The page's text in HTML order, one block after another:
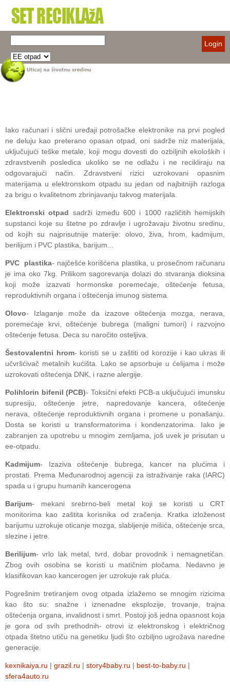
Login
Iako računari i slični uređaji potrošačke elektronike na prvi pogled
ne deluju kao preterano opasan otpad, oni sadrže niz materijala,
uključujući teške metale, koji mogu dovesti do ozbiljnih ekoloških i
zdravstvenih posledica ukoliko se ne odlažu i ne recikliraju na
odgovarajući način. Zdravstveni rizici uzrokovani opasnim
materijama u elektronskom otpadu su jedan od najbitnijih razloga
za brigu o kvalitetnom zbrinjavanju takvog materijala.
Elektronski otpad sadrži između 600 i 1000 različitih hemijskih
supstanci koje su štetne po zdravlje i ugrožavaju životnu sredinu,
od kojih su najprisutnije materije: olovo, živa, hrom, kadmijum,
berilijum i PVC plastika, barijum...
PVC plastika- najčešće korišćena plastika, u prosečnom računaru
je ima oko 7kg. Prilikom sagorevanja dolazi do stvaranja dioksina
koji može izazvati hormonske poremećaje, oštećenje fetusa,
reproduktivnih organa i oštećenja imunog sistema.
Olovo- Izlaganje može da izazove oštećenja mozga, nerava,
poremećaje krvi, oštećenje bubrega (maligni tumori) i razvojno
oštećenje fetusa. Deca su naročito osteljiva.
Šestovalentni hrom- koristi se u zaštiti od korozije i kao ukras ili
učvršćivač metalnih kućišta. Lako se apsorbuje u ćelijama i može
uzrokovati oštećenja DNK, i razne alergije.
Polihlorin bifenil (PCB)- Toksični efekti PCB-a uključujući imunsku
supresiju, oštećenje jetre, napredovanje kancera, oštećenje
nerava, oštećenje reproduktivnih organa i promene u ponašanju.
Dosta se koristi u transformatorima i kondenzatorima. Iako je
zabranjen za upotrebu u mnogim zemljama, još uvek je prisutan u
ee-otpadu.
Kadmijum-
Izaziva oštećenje bubrega, kancer na plućima i
prostati. Prema Međunarodnoj agenciji za istraživanje raka (IARC)
spada u i grupu humanih kancerogena
Barijum- mekani srebrno-beli metal koji se koristi u CRT
monitorima kao zaštita korisnika od zračenja. Kratka izloženost
barijumu uzrokuje oticanje mozga, slabljenje mišića, oštećenje srca,
slezine i jetre.
Berilijum-vrlo lak metal, tvrd, dobar provodnik i nemagnetičan.
Zbog ovih osobina se koristi u matičnim pločama. Nedavno je
klasifikovan kao kancerogen jer uzrokuje rak pluća.
Pogrešnim tretiranjem ovog otpada izlažemo se mnogim rizicima
kao što su: snažne i iznenadne eksplozije, trovanje, trajna
oštećenja organa, invalidnost i smrt. Postoji još jedna opasnost koja
je gora od svih prethodnih- otrovi iz elektronskog i električnog
otpada štetno utiču na genetiku ljudi što ozbiljno ugrožava naredne
generacije.
kexnikaiya.ru | grazil.ru | story4baby.ru | best-to-baby.ru |
sfera4auto.ru